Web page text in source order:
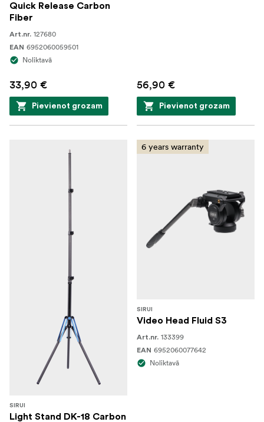
Quick Release Carbon
Fiber
Art.nr. 127680
EAN 6952060059501
Noliktavā
33,90 €
Pievienot grozam
56,90 €
Pievienot grozam
SIRUI
Light Stand DK-18 Carbon
6 years warranty
SIRUI
Video Head Fluid S3
Art.nr. 133399
EAN 6952060077642
Noliktavā